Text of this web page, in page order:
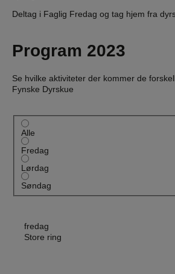
Deltag i Faglig Fredag og tag hjem fra
Program 2023
Se hvilke aktiviteter der kommer de
Fynske Dyrskue
Alle
Fredag
Lørdag
Søndag
fredag
Store ring